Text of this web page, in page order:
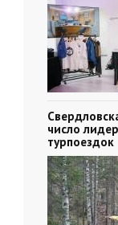
число
турпоездок